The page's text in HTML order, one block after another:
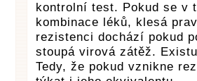
kontrolní test. Pokud se v
kombinace léků, klesá
rezistenci dochází pokud
stoupá virová zátěž.
Tedy, že pokud vznikne